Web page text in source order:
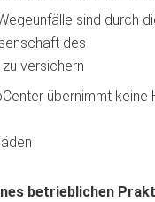
sind durch
des
versichern
übernimmt keine
betrieblichen